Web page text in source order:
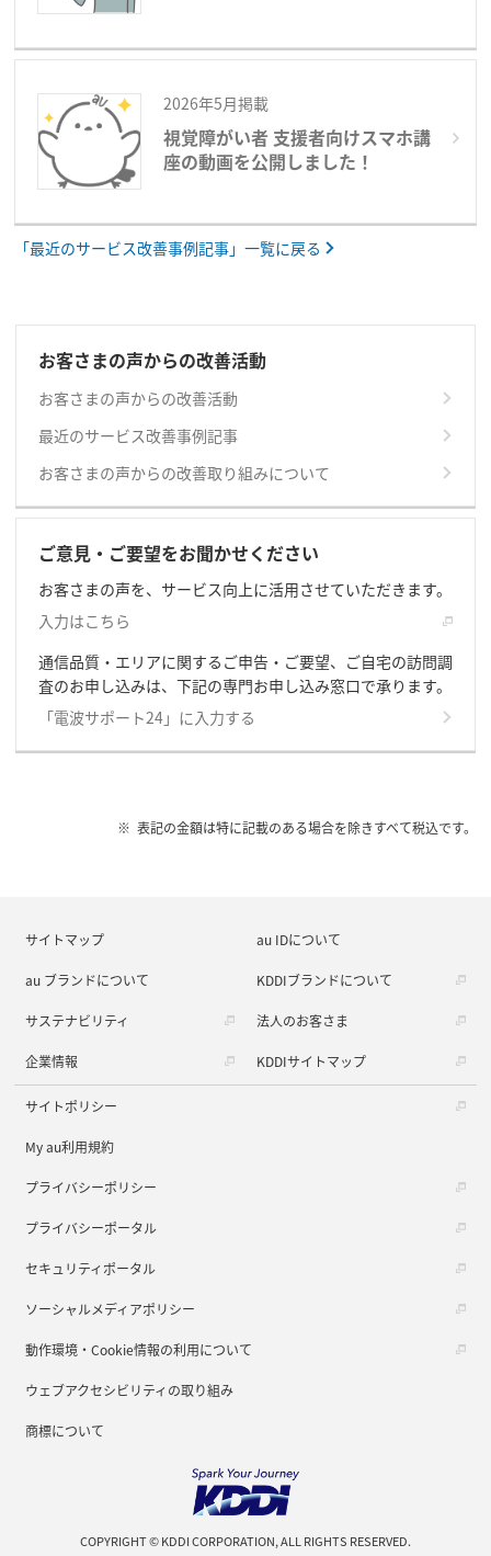
2026年5月掲載
視覚障がい者 支援者向けスマホ講
座の動画を公開しました！
「最近のサービス改善事例記事」一覧に戻る
お客さまの声からの改善活動
お客さまの声からの改善活動
最近のサービス改善事例記事
お客さまの声からの改善取り組みについて
ご意見・ご要望をお聞かせください
お客さまの声を、サービス向上に活用させていただきます。
入力はこちら
通信品質・エリアに関するご申告・ご要望、ご自宅の訪問調
査のお申し込みは、下記の専門お申し込み窓口で承ります。
「電波サポート24」に入力する
表記の金額は特に記載のある場合を除きすべて税込です。
サイトマップ au IDについて
au ブランドについて KDDIブランドについて
サステナビリティ 法人のお客さま
企業情報 KDDIサイトマップ
サイトポリシー
My au利用規約
プライバシーポリシー
プライバシーポータル
セキュリティポータル
ソーシャルメディアポリシー
動作環境・Cookie情報の利用について
ウェブアクセシビリティの取り組み
商標について
COPYRIGHT © KDDI CORPORATION, ALL RIGHTS RESERVED.